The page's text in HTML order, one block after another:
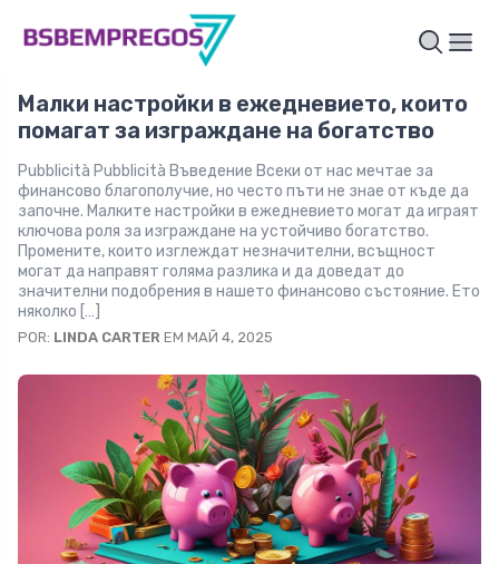
Малки настройки в ежедневието, които
помагат за изграждане на богатство
Pubblicità Pubblicità Въведение Всеки от нас мечтае за
финансово благополучие, но често пъти не знае от къде да
започне. Малките настройки в ежедневието могат да играят
ключова роля за изграждане на устойчиво богатство.
Промените, които изглеждат незначителни, всъщност
могат да направят голяма разлика и да доведат до
значителни подобрения в нашето финансово състояние. Ето
няколко […]
POR: LINDA CARTER EM МАЙ 4, 2025